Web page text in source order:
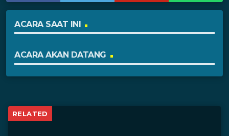
ACARA SAAT INI
ACARA AKAN DATANG
RELATED